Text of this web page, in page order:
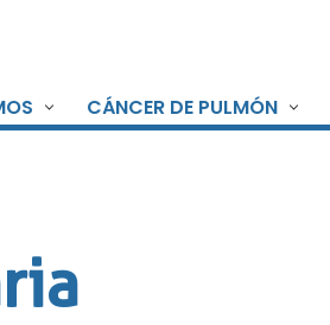
CÁNCER DE PULMÓN